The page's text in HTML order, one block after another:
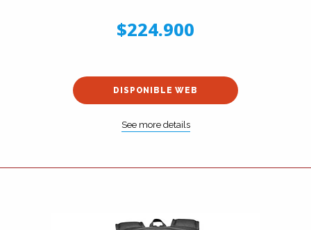
$224.900
DISPONIBLE WEB
See more details